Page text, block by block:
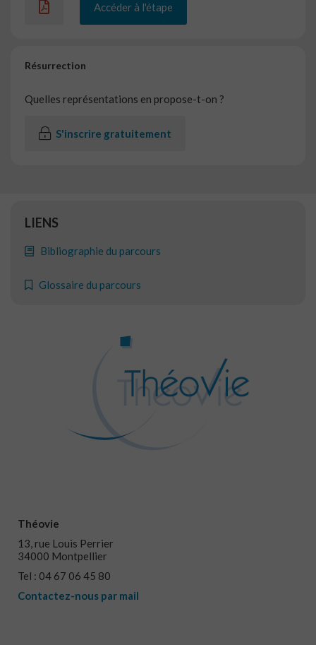
Accéder à l'étape
Résurrection
Quelles représentations en propose-t-on ?
S'inscrire gratuitement
LIENS
Bibliographie du parcours
Glossaire du parcours
Théovie
13, rue Louis Perrier
34000 Montpellier
Tel : 04 67 06 45 80
Contactez-nous par mail